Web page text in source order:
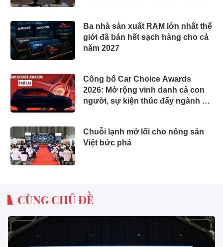
Ba nhà sản xuất RAM lớn nhất thế
giới đã bán hết sạch hàng cho cả
năm 2027
Công bố Car Choice Awards
2026: Mở rộng vinh danh cả con
người, sự kiện thúc đẩy ngành xe
Chuỗi lạnh mở lối cho nông sản
Việt bức phá
CÙNG CHỦ ĐỀ